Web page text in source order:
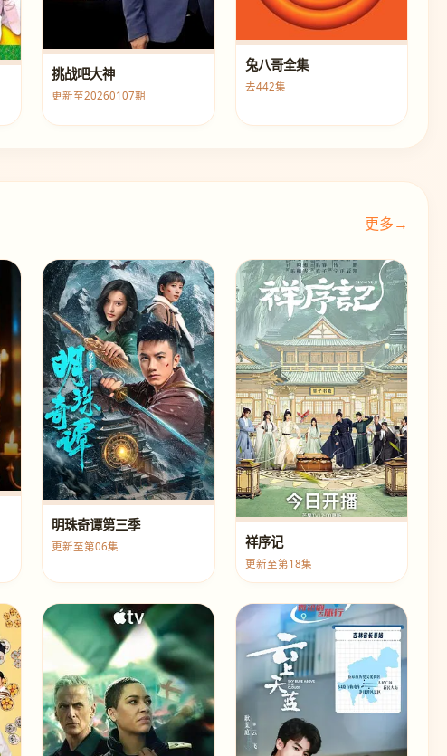
挑战吧大神
更新至20260107期
兔八哥全集
去442集
更多→
明珠奇谭第三季
更新至第06集 祥序记
更新至第18集